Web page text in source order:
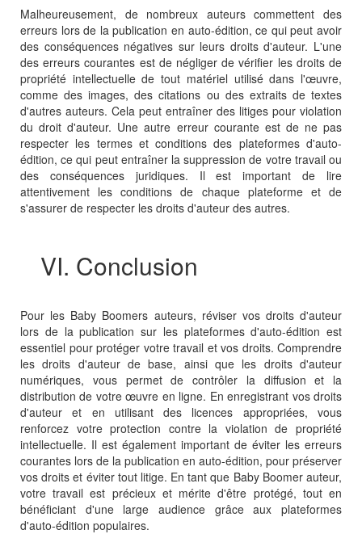
Malheureusement, de nombreux auteurs commettent des
erreurs lors de la publication en auto-édition, ce qui peut avoir
des conséquences négatives sur leurs droits d'auteur. L'une
des erreurs courantes est de négliger de vérifier les droits de
propriété intellectuelle de tout matériel utilisé dans l'œuvre,
comme des images, des citations ou des extraits de textes
d'autres auteurs. Cela peut entraîner des litiges pour violation
du droit d'auteur. Une autre erreur courante est de ne pas
respecter les termes et conditions des plateformes d'auto-
édition, ce qui peut entraîner la suppression de votre travail ou
des conséquences juridiques. Il est important de lire
attentivement les conditions de chaque plateforme et de
s'assurer de respecter les droits d'auteur des autres.
VI. Conclusion
Pour les Baby Boomers auteurs, réviser vos droits d'auteur
lors de la publication sur les plateformes d'auto-édition est
essentiel pour protéger votre travail et vos droits. Comprendre
les droits d'auteur de base, ainsi que les droits d'auteur
numériques, vous permet de contrôler la diffusion et la
distribution de votre œuvre en ligne. En enregistrant vos droits
d'auteur et en utilisant des licences appropriées, vous
renforcez votre protection contre la violation de propriété
intellectuelle. Il est également important de éviter les erreurs
courantes lors de la publication en auto-édition, pour préserver
vos droits et éviter tout litige. En tant que Baby Boomer auteur,
votre travail est précieux et mérite d'être protégé, tout en
bénéficiant d'une large audience grâce aux plateformes
d'auto-édition populaires.